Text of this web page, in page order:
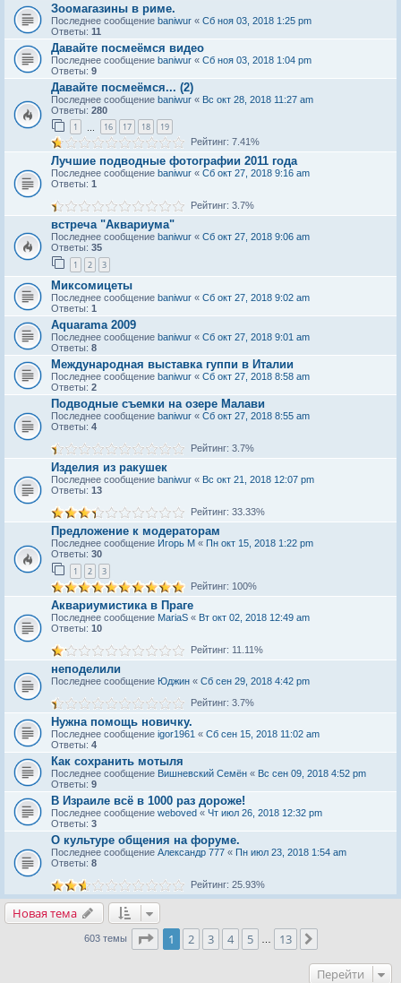
Зоомагазины в риме.
Последнее сообщение baniwur « Сб ноя 03, 2018 1:25 pm
Ответы: 11
Давайте посмеёмся видео
Последнее сообщение baniwur « Сб ноя 03, 2018 1:04 pm
Ответы: 9
Давайте посмеёмся... (2)
Последнее сообщение baniwur « Вс окт 28, 2018 11:27 am
Ответы: 280
1 16 17 18 19
Рейтинг: 7.41%
Лучшие подводные фотографии 2011 года
Последнее сообщение baniwur « Сб окт 27, 2018 9:16 am
Ответы: 1
Рейтинг: 3.7%
встреча "Аквариума"
Последнее сообщение baniwur « Сб окт 27, 2018 9:06 am
Ответы: 35
1 2 3
Миксомицеты
Последнее сообщение baniwur « Сб окт 27, 2018 9:02 am
Ответы: 1
Aquarama 2009
Последнее сообщение baniwur « Сб окт 27, 2018 9:01 am
Ответы: 8
Международная выставка гуппи в Италии
Последнее сообщение baniwur « Сб окт 27, 2018 8:58 am
Ответы: 2
Подводные съемки на озере Малави
Последнее сообщение baniwur « Сб окт 27, 2018 8:55 am
Ответы: 4
Рейтинг: 3.7%
Изделия из ракушек
Последнее сообщение baniwur « Вс окт 21, 2018 12:07 pm
Ответы: 13
Рейтинг: 33.33%
Предложение к модераторам
Последнее сообщение Игорь М « Пн окт 15, 2018 1:22 pm
Ответы: 30
1 2 3
Рейтинг: 100%
Аквариумистика в Праге
Последнее сообщение MariaS « Вт окт 02, 2018 12:49 am
Ответы: 10
Рейтинг: 11.11%
неподелили
Последнее сообщение Юджин « Сб сен 29, 2018 4:42 pm
Рейтинг: 3.7%
Нужна помощь новичку.
Последнее сообщение igor1961 « Сб сен 15, 2018 11:02 am
Ответы: 4
Как сохранить мотыля
Последнее сообщение Вишневский Семён « Вс сен 09, 2018 4:52 pm
Ответы: 9
В Израиле всё в 1000 раз дороже!
Последнее сообщение weboved « Чт июл 26, 2018 12:32 pm
Ответы: 3
О культуре общения на форуме.
Последнее сообщение Александр 777 « Пн июл 23, 2018 1:54 am
Ответы: 8
Рейтинг: 25.93%
Новая тема
603 темы Страница1 из
1 2 3 4 5 13
Перейти